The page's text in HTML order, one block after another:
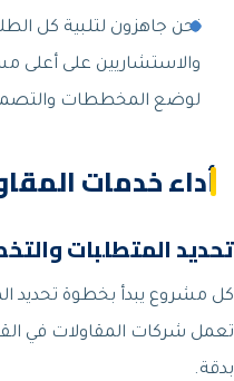
نحن جاهزون لتلبية كل
والاستشاريين على أعلى
لوضع المخططات
أداء خدمات
تحديد المتطلبات
كل مشروع يبدأ بخطوة تحديد
تعمل شركات المقاولات في
بدقة.